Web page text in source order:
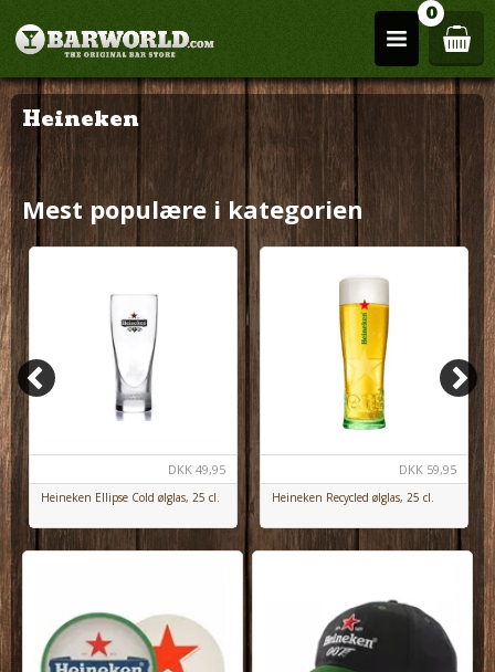
0
Heineken
Mest populære i kategorien
DKK 49,95
Heineken Ellipse Cold ølglas, 25 cl.
DKK 59,95
Heineken Recycled ølglas, 25 cl.